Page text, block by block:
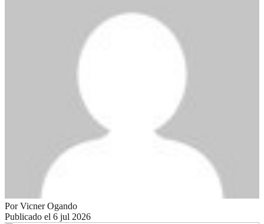
PorVicner Ogando
Publicado el 6 jul 2026